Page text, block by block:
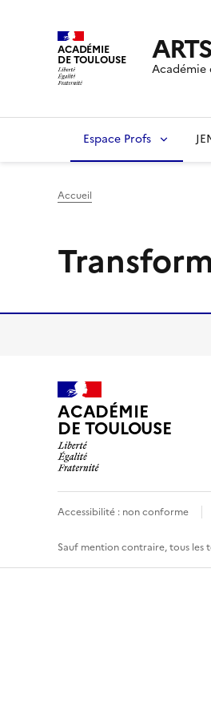
ACADÉMIE
DE TOULOUSE
Académie
Espace Profs
Accueil
ACADÉMIE
DE TOULOUSE
Accessibilité : non conforme
Sauf mention contraire, tous les